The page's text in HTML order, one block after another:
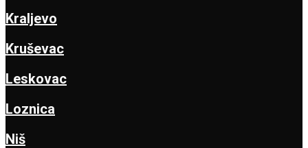
Kraljevo
Kruševac
Leskovac
Loznica
Niš